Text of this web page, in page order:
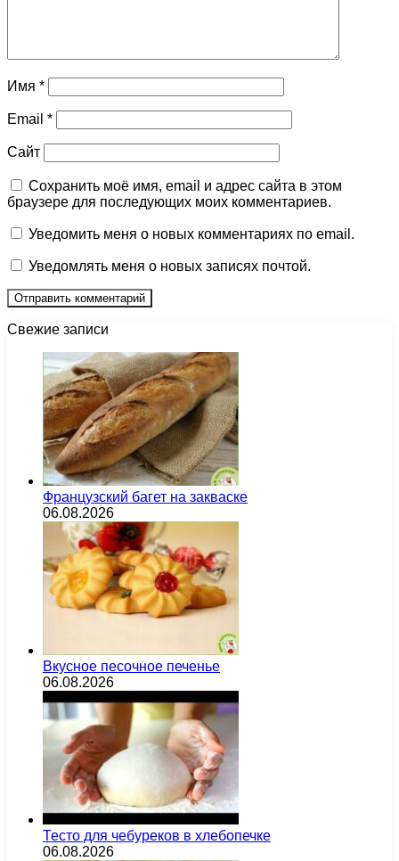
Имя *
Email *
Сайт
Сохранить моё имя, email и адрес сайта в этом
браузере для последующих моих комментариев.
Уведомить меня о новых комментариях по email.
Уведомлять меня о новых записях почтой.
Свежие записи
Французский багет на закваске
06.08.2026
Вкусное песочное печенье
06.08.2026
Тесто для чебуреков в хлебопечке
06.08.2026